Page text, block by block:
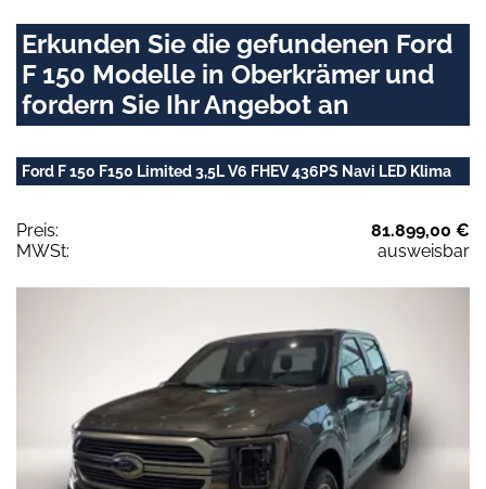
Erkunden Sie die gefundenen Ford
F 150 Modelle in Oberkrämer und
fordern Sie Ihr Angebot an
Ford F 150 F150 Limited 3,5L V6 FHEV 436PS Navi LED Klima
Preis:
81.899,00 €
MWSt:
ausweisbar